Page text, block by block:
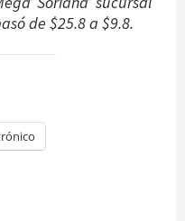
de $25.8 a $9.8.